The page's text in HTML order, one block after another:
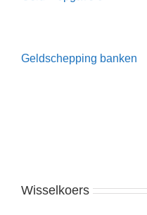
Geldschepping banken
Wisselkoers